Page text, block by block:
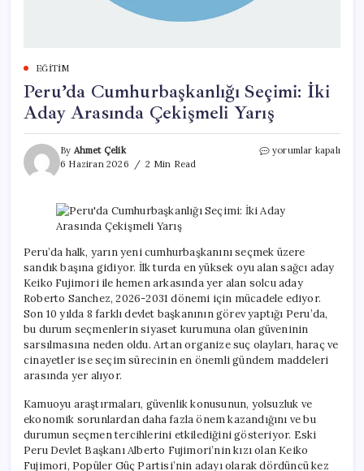
EĞITIM
Peru’da Cumhurbaşkanlığı Seçimi: İki
Aday Arasında Çekişmeli Yarış
By Ahmet Çelik
6 Haziran 2026
2 Min Read
Peru’da
Aday
Arasında
Yarış
için
yorumlar kapalı
Peru’da halk, yarın yeni cumhurbaşkanını seçmek üzere
sandık başına gidiyor. İlk turda en yüksek oyu alan sağcı aday
Keiko Fujimori ile hemen arkasında yer alan solcu aday
Roberto Sanchez, 2026-2031 dönemi için mücadele ediyor.
Son 10 yılda 8 farklı devlet başkanının görev yaptığı Peru’da,
bu durum seçmenlerin siyaset kurumuna olan güveninin
sarsılmasına neden oldu. Artan organize suç olayları, haraç ve
cinayetler ise seçim sürecinin en önemli gündem maddeleri
arasında yer alıyor.
Kamuoyu araştırmaları, güvenlik konusunun, yolsuzluk ve
ekonomik sorunlardan daha fazla önem kazandığını ve bu
durumun seçmen tercihlerini etkilediğini gösteriyor. Eski
Peru Devlet Başkanı Alberto Fujimori’nin kızı olan Keiko
Fujimori, Popüler Güç Partisi’nin adayı olarak dördüncü kez